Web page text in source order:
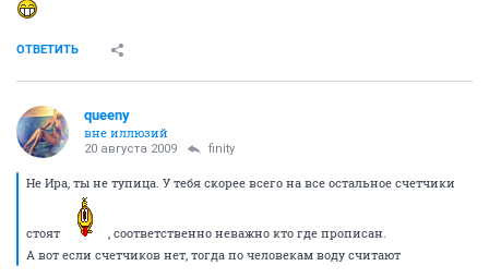
ОТВЕТИТЬ
queeny
вне иллюзий
20 августа 2009 finity
Не Ира, ты не тупица. У тебя скорее всего на все остальное счетчики
стоят
, соответственно неважно кто где прописан.
А вот если счетчиков нет, тогда по человекам воду считают